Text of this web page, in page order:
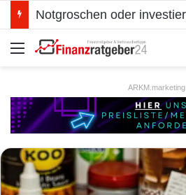
Menü
ARKM.marketing